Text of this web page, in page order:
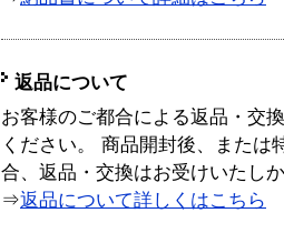
返品について
お客様のご都合による返品・交
ください。 商品開封後、または
合、返品・交換はお受けいたし
⇒返品について詳しくはこちら